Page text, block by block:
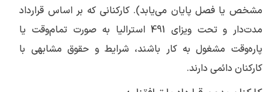
مشخص یا فصل پایان می‌یابد). کارکنانی که بر اساس قرارداد
مدت‌دار و تحت ویزای 491 استرالیا به صورت تمام‌وقت یا
پاره‌وقت مشغول به کار باشند، شرایط و حقوق مشابهی با
کارکنان دائمی دارند.